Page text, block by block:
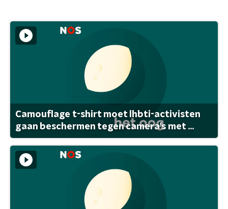
Camouflage t-shirt moet lhbti-activisten
gaan beschermen tegen camera's met ...